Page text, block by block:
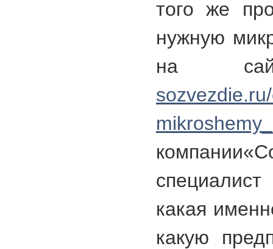
того же
нужную
на
какая
какую